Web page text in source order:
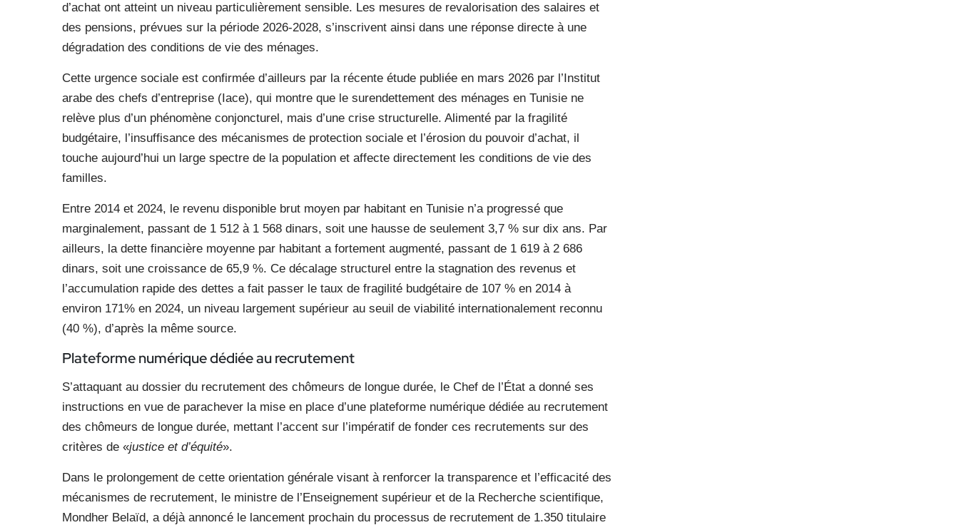
d’achat ont atteint un niveau particulièrement sensible. Les mesures de revalorisation des salaires et
des pensions, prévues sur la période 2026-2028, s’inscrivent ainsi dans une réponse directe à une
dégradation des conditions de vie des ménages.
Cette urgence sociale est confirmée d’ailleurs par la récente étude publiée en mars 2026 par l’Institut
arabe des chefs d’entreprise (Iace), qui montre que le surendettement des ménages en Tunisie ne
relève plus d’un phénomène conjoncturel, mais d’une crise structurelle. Alimenté par la fragilité
budgétaire, l’insuffisance des mécanismes de protection sociale et l’érosion du pouvoir d’achat, il
touche aujourd’hui un large spectre de la population et affecte directement les conditions de vie des
familles.
Entre 2014 et 2024, le revenu disponible brut moyen par habitant en Tunisie n’a progressé que
marginalement, passant de 1 512 à 1 568 dinars, soit une hausse de seulement 3,7 % sur dix ans. Par
ailleurs, la dette financière moyenne par habitant a fortement augmenté, passant de 1 619 à 2 686
dinars, soit une croissance de 65,9 %. Ce décalage structurel entre la stagnation des revenus et
l’accumulation rapide des dettes a fait passer le taux de fragilité budgétaire de 107 % en 2014 à
environ 171% en 2024, un niveau largement supérieur au seuil de viabilité internationalement reconnu
(40 %), d’après la même source.
Plateforme numérique dédiée au recrutement
S’attaquant au dossier du recrutement des chômeurs de longue durée, le Chef de l’État a donné ses
instructions en vue de parachever la mise en place d’une plateforme numérique dédiée au recrutement
des chômeurs de longue durée, mettant l’accent sur l’impératif de fonder ces recrutements sur des
critères de «justice et d’équité».
Dans le prolongement de cette orientation générale visant à renforcer la transparence et l’efficacité des
mécanismes de recrutement, le ministre de l’Enseignement supérieur et de la Recherche scientifique,
Mondher Belaïd, a déjà annoncé le lancement prochain du processus de recrutement de 1.350 titulaire